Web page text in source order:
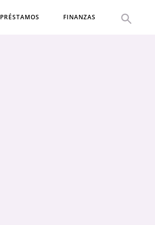
PRÉSTAMOS FINANZAS